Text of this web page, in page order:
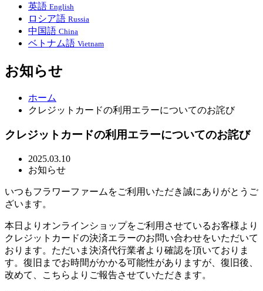
英語 English
ロシア語 Russia
中国語 China
ベトナム語 Vietnam
お知らせ
ホーム
クレジットカードの利用エラーについてのお詫び
クレジットカードの利用エラーについてのお詫び
2025.03.10
お知らせ
いつもフラワーファームをご利用いただき誠にありがとうご
ざいます。
本日よりオンラインショップをご利用させているお客様より
クレジットカードの決済エラーのお問い合わせをいただいて
おります。ただいま決済代行業者より確認を頂いておりま
す。復旧までお時間がかかる可能性がありますが、復旧後、
改めて、こちらよりご報告させていただきます。